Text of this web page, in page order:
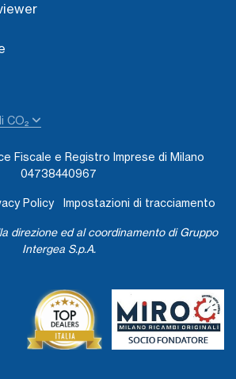
CO₂
Fiscale e Registro Imprese di Milano
04738440967
Policy Impostazioni di tracciamento
direzione ed al coordinamento di Gruppo
Intergea S.p.A.